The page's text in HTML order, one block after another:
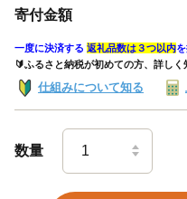
寄付金額
一度に決済する 返礼品数は３つ以内
🔰ふるさと納税が初めての方、詳しく
仕組みについて知る
数量